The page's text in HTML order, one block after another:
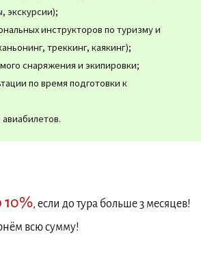
экскурсии);
инструкторов по туризму и
треккинг, каякинг);
снаряжения и экипировки;
по время подготовки к
10%, если до тура больше 3 месяцев!
всю сумму!